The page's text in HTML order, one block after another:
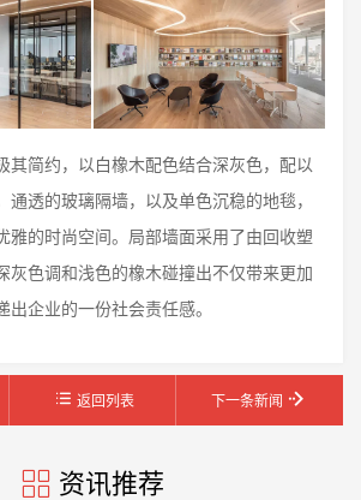
其简约，以白橡木配色结合深灰色，配以
通透的玻璃隔墙，以及单色沉稳的地毯，
雅的时尚空间。局部墙面采用了由回收塑
灰色调和浅色的橡木碰撞出不仅带来更加
企业的一份社会责任感。
返回列表 下一条新闻
资讯推荐